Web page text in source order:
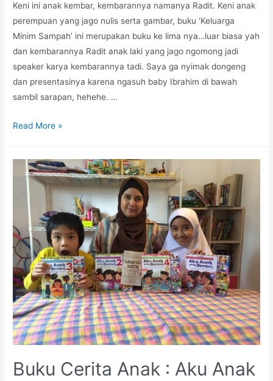
Keni ini anak kembar, kembarannya namanya Radit. Keni anak
perempuan yang jago nulis serta gambar, buku ‘Keluarga
Minim Sampah’ ini merupakan buku ke lima nya…luar biasa yah
dan kembarannya Radit anak laki yang jago ngomong jadi
speaker karya kembarannya tadi. Saya ga nyimak dongeng
dan presentasinya karena ngasuh baby Ibrahim di bawah
sambil sarapan, hehehe. …
Launching
Sampah
dan
Opening
Rumah
Jajan
Fatahilah
jalan
Melati,
Malang
Read More »
Buku Cerita Anak : Aku Anak